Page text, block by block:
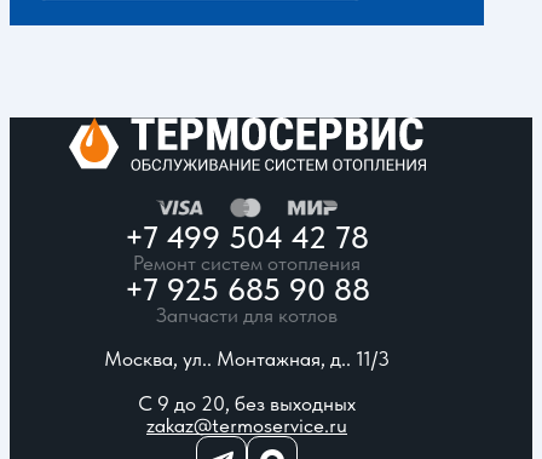
+7 499 504 42 78
Ремонт систем отопления
+7 925 685 90 88
Запчасти для котлов
Москва, ул.. Монтажная, д.. 11/3
С 9 до 20, без выходных
zakaz@termoservice.ru